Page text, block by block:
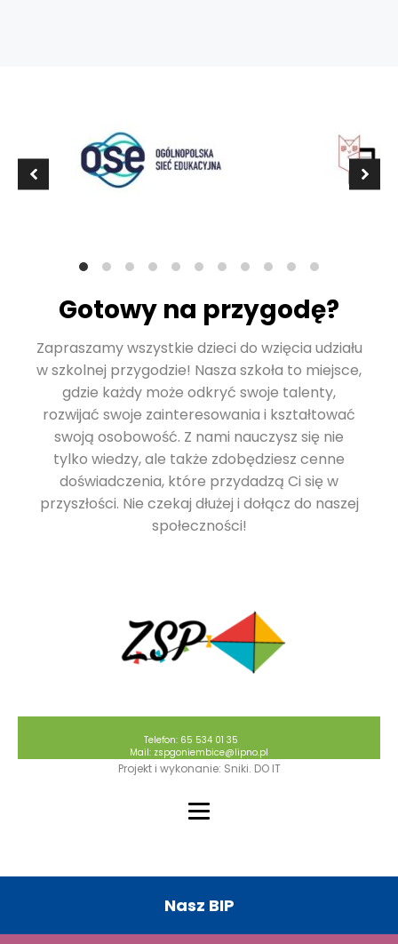
Gotowy na przygodę?
Zapraszamy wszystkie dzieci do wzięcia udziału
w szkolnej przygodzie! Nasza szkoła to miejsce,
gdzie każdy może odkryć swoje talenty,
rozwijać swoje zainteresowania i kształtować
swoją osobowość. Z nami nauczysz się nie
tylko wiedzy, ale także zdobędziesz cenne
doświadczenia, które przydadzą Ci się w
przyszłości. Nie czekaj dłużej i dołącz do naszej
społeczności!
Telefon: 65 534 01 35
Mail: zspgoniembice@lipno.pl
Projekt i wykonanie: Sniki. DO IT
Nasz BIP